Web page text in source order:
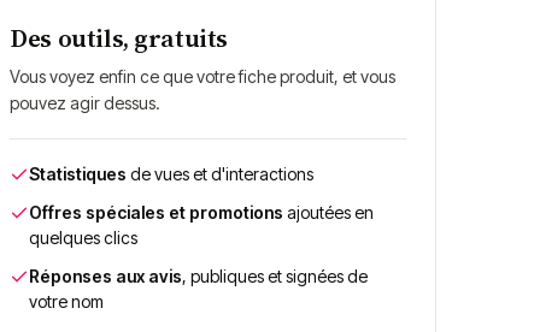
Des outils, gratuits
Vous voyez enfin ce que votre fiche produit, et vous
pouvez agir dessus.
Statistiques de vues et d'interactions
Offres spéciales et promotions ajoutées en
quelques clics
Réponses aux avis, publiques et signées de
votre nom